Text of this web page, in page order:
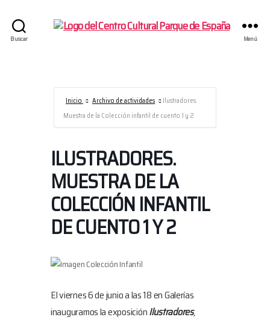
Buscar
España/AECID
Menú
Inicio Archivo de actividades
Ilustradores.
Muestra de la Colección infantil de cuento 1 y 2
ILUSTRADORES.
MUESTRA DE LA
COLECCIÓN INFANTIL
DE CUENTO 1 Y 2
El viernes 6 de junio a las 18 en Galerías
inauguramos la exposiciónIlustradores,